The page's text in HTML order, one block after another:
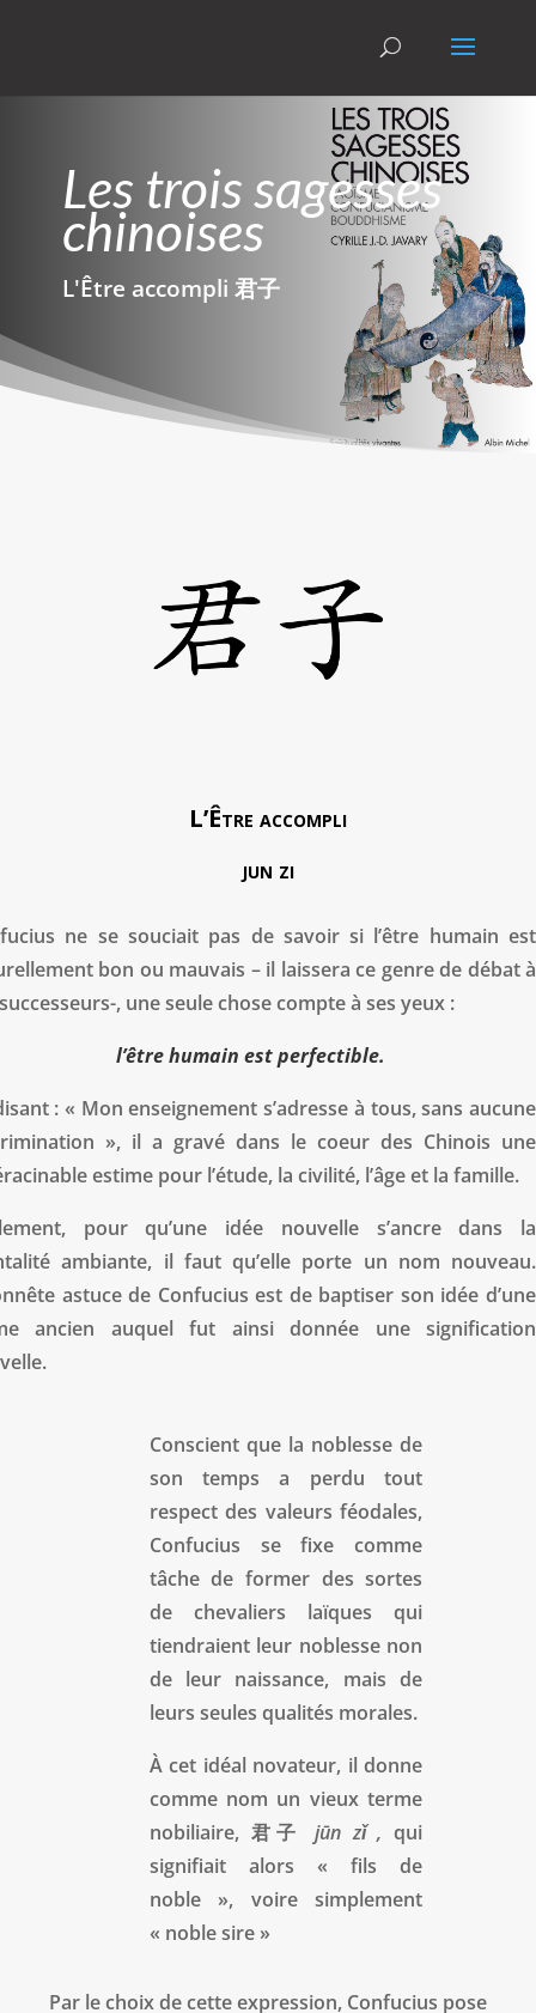
Les trois sagesses
chinoises
L'Être accompli 君子
L’Être accompli
jun zi
ne se souciait pas de savoir si l’être humain est
bon ou mauvais – il laissera ce genre de débat à
, une seule chose compte à ses yeux :
l’être humain est perfectible.
: « Mon enseignement s’adresse à tous, sans aucune
», il a gravé dans le coeur des Chinois une
estime pour l’étude, la civilité, l’âge et la famille.
pour qu’une idée nouvelle s’ancre dans la
ambiante, il faut qu’elle porte un nom nouveau.
astuce de Confucius est de baptiser son idée d’une
ancien auquel fut ainsi donnée une signification
Conscient que la noblesse de
son temps a perdu tout
respect des valeurs féodales,
Confucius se fixe comme
tâche de former des sortes
de chevaliers laïques qui
tiendraient leur noblesse non
de leur naissance, mais de
leurs seules qualités morales.
À cet idéal novateur, il donne
comme nom un vieux terme
nobiliaire, 君子 jūn zǐ ,qui
signifiait alors « fils de
noble », voire simplement
« noble sire »
Par le choix de cette expression, Confucius pose